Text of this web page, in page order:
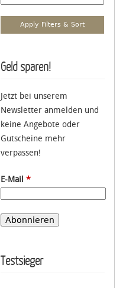
Geld sparen!
Jetzt bei unserem
Newsletter anmelden und
keine Angebote oder
Gutscheine mehr
verpassen!
E-Mail *
Testsieger